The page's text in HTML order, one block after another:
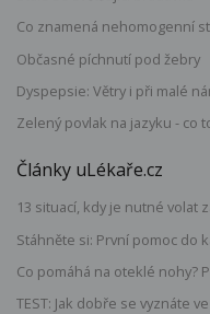
Co znamená nehomogenní
Občasné píchnutí pod žebry
Dyspepsie: Větry i při malé
Zelený povlak na jazyku - co
Články uLékaře.cz
13 situací, kdy je nutné volat
Stáhněte si: První pomoc do
Co pomáhá na oteklé nohy?
TEST: Jak dobře se vyznáte